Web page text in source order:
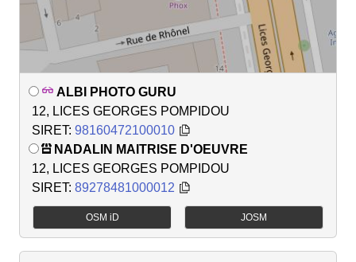
ALBI PHOTO GURU
12, LICES GEORGES POMPIDOU
SIRET: 98160472100010
NADALIN MAITRISE D'OEUVRE
12, LICES GEORGES POMPIDOU
SIRET: 89278481000012
OSM iD JOSM